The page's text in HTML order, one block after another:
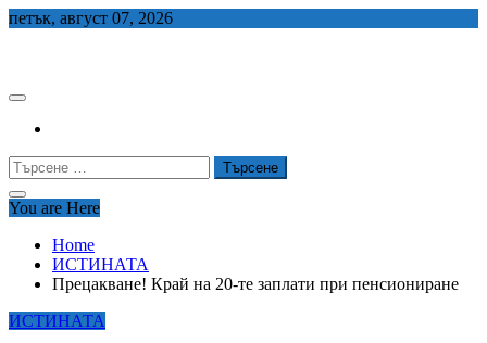
Skip
петък, август 07, 2026
Търсене
за:
You are Here
Home
ИСТИНАТА
Прецакване! Край на 20-те заплати при пенсиониране
ИСТИНАТА